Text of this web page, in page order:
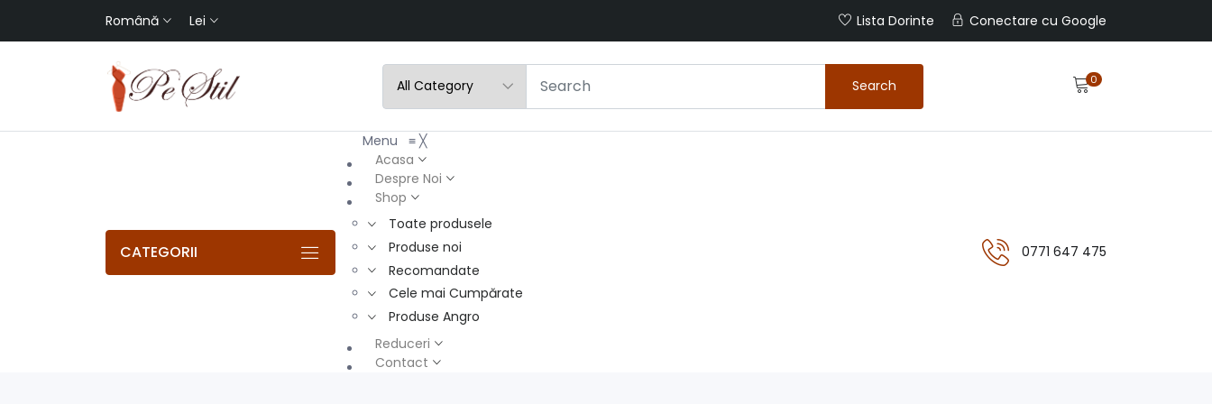
Română Lei Lista Dorinte Conectare cu Google
Search 0
CATEGORII
Menu ≡ ╳
Acasa
Despre Noi
Shop
Toate produsele
Produse noi
Recomandate
Cele mai Cumpărate
Produse Angro
Reduceri
Contact
0771 647 475